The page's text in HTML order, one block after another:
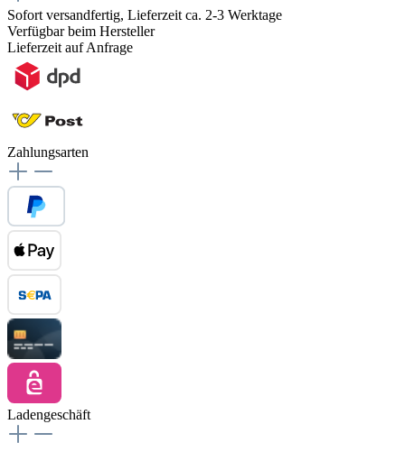
Sofort versandfertig, Lieferzeit ca. 2-3 Werktage
Verfügbar beim Hersteller
Lieferzeit auf Anfrage
Zahlungsarten
Ladengeschäft